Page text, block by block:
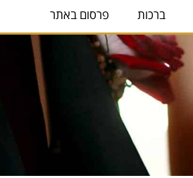
ברכות פרסום באתר